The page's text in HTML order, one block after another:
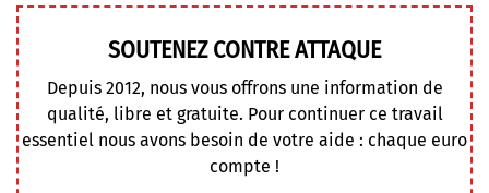
SOUTENEZ CONTRE ATTAQUE
Depuis 2012, nous vous offrons une information de
qualité, libre et gratuite. Pour continuer ce travail
essentiel nous avons besoin de votre aide : chaque euro
compte !